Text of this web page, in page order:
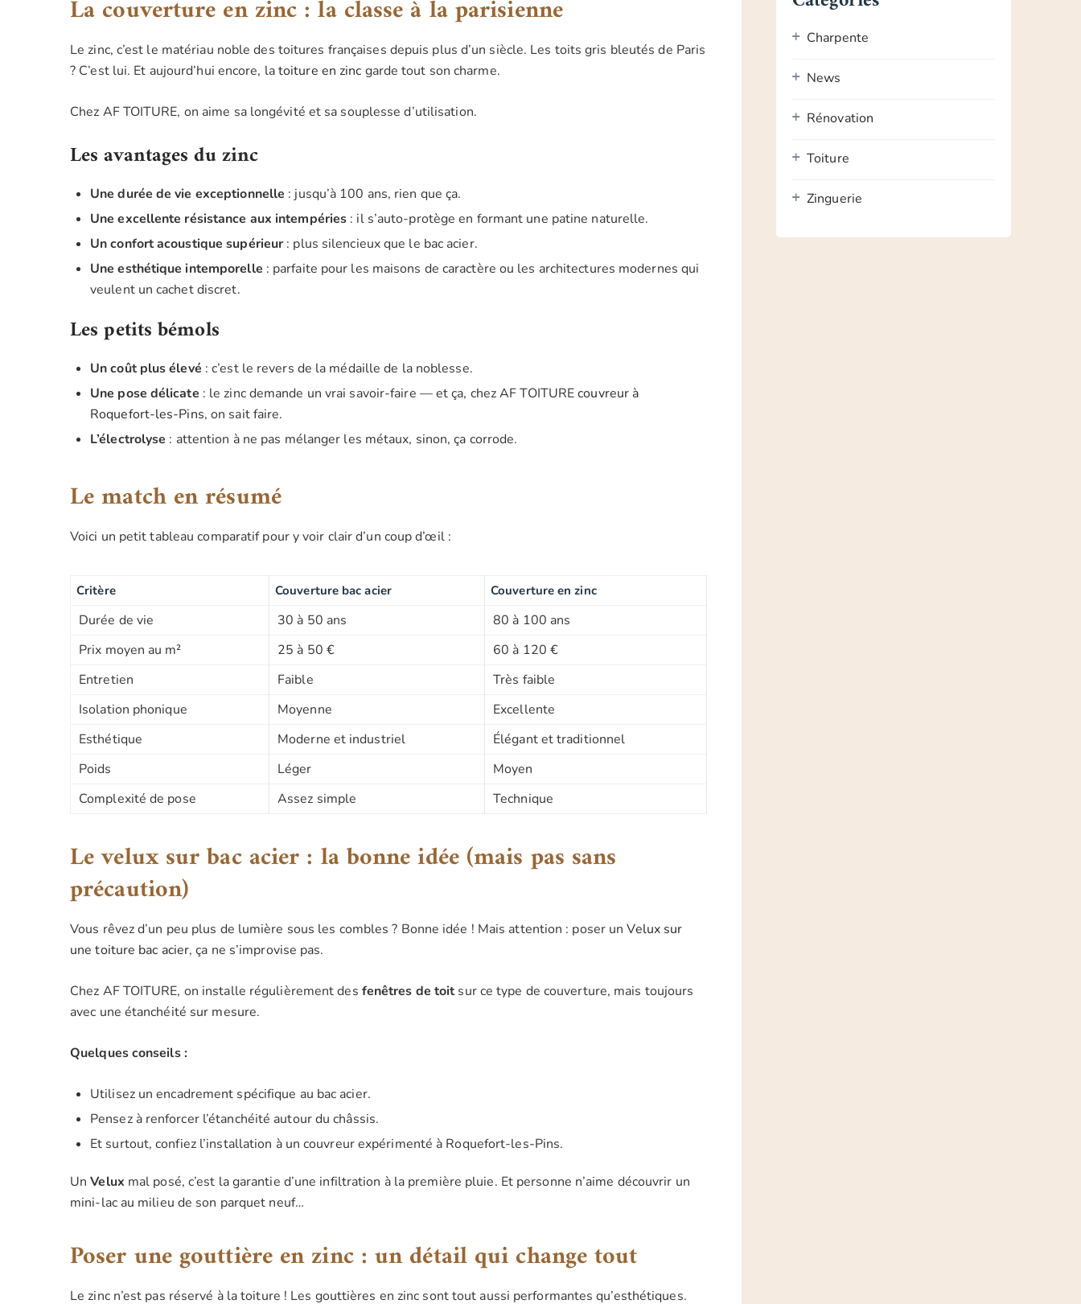
La couverture en zinc : la classe à la parisienne
Le zinc, c’est le matériau noble des toitures françaises depuis plus d’un siècle. Les toits gris bleutés de Paris
? C’est lui. Et aujourd’hui encore, latoiture en zinc garde tout son charme.
Chez AF TOITURE, on aime sa longévité et sa souplesse d’utilisation.
Les avantages du zinc
Une durée de vie exceptionnelle : jusqu’à 100 ans, rien que ça.
Une excellente résistance aux intempéries : il s’auto-protège en formant une patine naturelle.
Un confort acoustique supérieur : plus silencieux que le bac acier.
Une esthétique intemporelle : parfaite pour les maisons de caractère ou les architectures modernes qui
veulent un cachet discret.
Les petits bémols
Un coût plus élevé : c’est le revers de la médaille de la noblesse.
Une pose délicate : le zinc demande un vrai savoir-faire — et ça, chez AF TOITUREcouvreur à
Roquefort-les-Pins, on sait faire.
L’électrolyse : attention à ne pas mélanger les métaux, sinon, ça corrode.
Le match en résumé
Voici un petit tableau comparatif pour y voir clair d’un coup d’œil :
Critère Couverture bac acier Couverture en zinc
Durée de vie 30 à 50 ans
80 à 100 ans
Prix moyen au m²
25 à 50 €
60 à 120 €
Entretien
Faible
Très faible
Isolation phonique
Moyenne
Excellente
Esthétique
Moderne et industriel
Élégant et traditionnel
Poids
Léger
Moyen
Complexité de pose
Assez simple Technique
Le velux sur bac acier : la bonne idée (mais pas sans
précaution)
Vous rêvez d’un peu plus de lumière sous les combles ? Bonne idée ! Mais attention : poser unVelux sur
une toiture bac acier, ça ne s’improvise pas.
Chez AF TOITURE, on installe régulièrement des fenêtres de toitsur ce type de couverture, mais toujours
avec une étanchéité sur mesure.
Quelques conseils :
Utilisez un encadrement spécifique au bac acier.
Pensez à renforcer l’étanchéité autour du châssis.
Et surtout, confiez l’installation à un couvreur expérimenté à Roquefort-les-Pins.
UnVelux mal posé, c’est la garantie d’une infiltration à la première pluie. Et personne n’aime découvrir un
mini-lac au milieu de son parquet neuf…
Poser une gouttière en zinc : un détail qui change tout
Le zinc n’est pas réservé à la toiture ! Les gouttières en zinc sont tout aussi performantes qu’esthétiques.
Charpente
News
Rénovation
Toiture
Zinguerie